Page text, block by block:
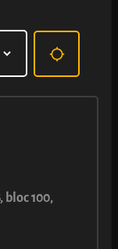
bloc 100,